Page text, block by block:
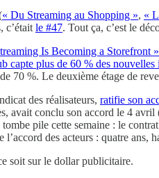
« Du Streaming au Shopping », «
c’était le #47. Tout ça, c’est le
Is Becoming a Storefront »
capte plus de 60 % des nouvelles
70 %. Le deuxième étage de
des réalisateurs, ratifie son
avait conclu son accord le 4
pile cette semaine : le
l’accord des acteurs : quatre ans,
soit sur le dollar publicitaire.